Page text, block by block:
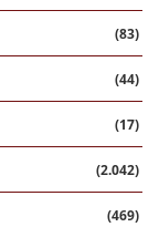
(83)
(44)
(17)
(2.042)
(469)